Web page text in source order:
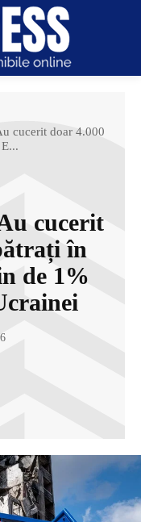
cucerit doar 4.000
cucerit
în
de 1%